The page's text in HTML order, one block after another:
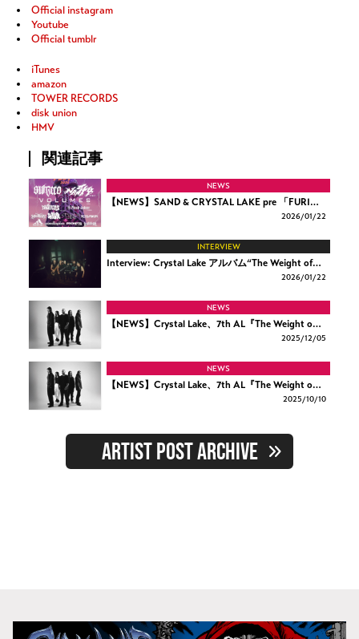
Official instagram
Youtube
Official tumblr
iTunes
amazon
TOWER RECORDS
disk union
HMV
関連記事
NEWS
【NEWS】SAND & CRYSTAL LAKE pre 「FURI…
2026/01/22
INTERVIEW
Interview: Crystal Lake アルバム“The Weight of…
2026/01/22
NEWS
【NEWS】Crystal Lake、7th AL『The Weight o…
2025/12/05
NEWS
【NEWS】Crystal Lake、7th AL『The Weight o…
2025/10/10
ARTIST POST ARCHIVE